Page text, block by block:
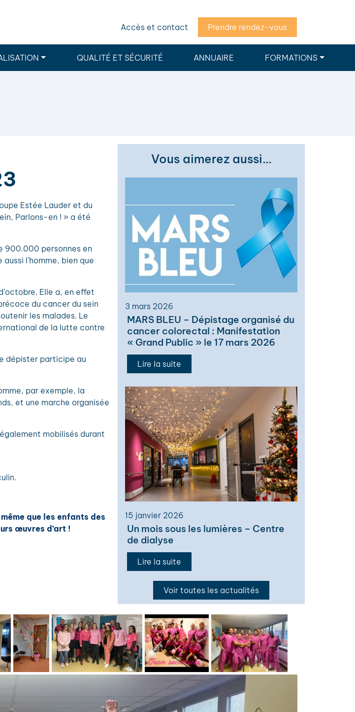
Accès et contact Prendre rendez-vous
QUALITÉ ET SÉCURITÉ ANNUAIRE FORMATIONS
Estée Lauder et du
Parlons-en ! » a été
900.000 personnes en
l’homme, bien que
Elle a, en effet
du cancer du sein
les malades. Le
de la lutte contre
dépister participe au
par exemple, la
et une marche organisée
mobilisés durant
que les enfants des
œuvres d’art !
Vous aimerez aussi…
3 mars 2026
MARS BLEU – Dépistage organisé du
cancer colorectal : Manifestation
« Grand Public » le 17 mars 2026
Lire la suite
15 janvier 2026
Un mois sous les lumières – Centre
de dialyse
Lire la suite
Voir toutes les actualités